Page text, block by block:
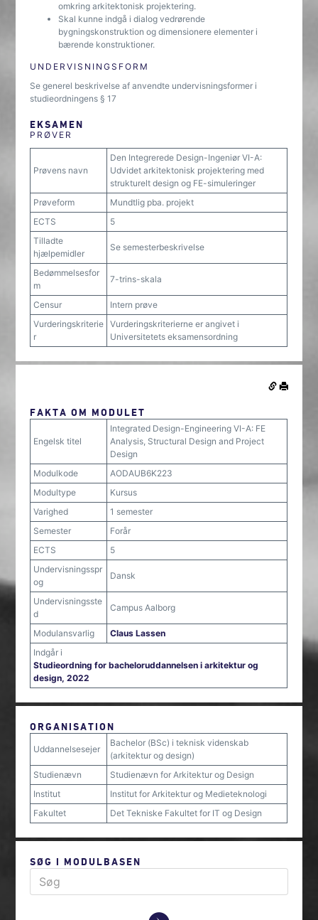
omkring arkitektonisk projektering.
Skal kunne indgå i dialog vedrørende
bygningskonstruktion og dimensionere elementer i
bærende konstruktioner.
UNDERVISNINGSFORM
Se generel beskrivelse af anvendte undervisningsformer i
studieordningens § 17
EKSAMEN
PRØVER
Prøvens navn
Den Integrerede Design-Ingeniør VI-A:
Udvidet arkitektonisk projektering med
strukturelt design og FE-simuleringer
Prøveform
Mundtlig pba. projekt
ECTS
5
Tilladte
hjælpemidler
Se semesterbeskrivelse
Bedømmelsesfor
m
7-trins-skala
Censur
Intern prøve
Vurderingskriterie
r
Vurderingskriterierne er angivet i
Universitetets eksamensordning
FAKTA OM MODULET
Engelsk titel
Integrated Design-Engineering VI-A: FE
Analysis, Structural Design and Project
Design
Modulkode
AODAUB6K223
Modultype
Kursus
Varighed
1 semester
Semester
Forår
ECTS
5
Undervisningsspr
og
Dansk
Undervisningsste
d
Campus Aalborg
Modulansvarlig
Claus Lassen
Indgår i
Studieordning for bacheloruddannelsen i arkitektur og
design, 2022
ORGANISATION
Uddannelsesejer
Bachelor (BSc) i teknisk videnskab
(arkitektur og design)
Studienævn
Studienævn for Arkitektur og Design
Institut
Institut for Arkitektur og Medieteknologi
Fakultet
Det Tekniske Fakultet for IT og Design
SØG I MODULBASEN